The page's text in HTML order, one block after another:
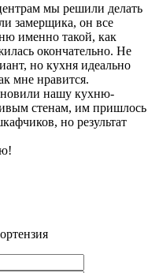
мы решили делать
замерщика, он все
именно такой, как
окончательно. Не
но кухня идеально
мне нравится.
нашу кухню-
стенам, им пришлось
но результат